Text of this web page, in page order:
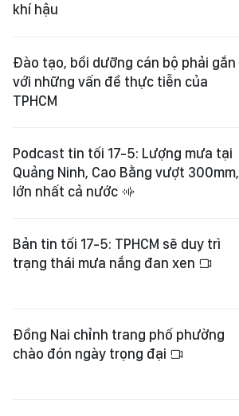
khí hậu
Đào tạo, bồi dưỡng cán bộ phải gắn
với những vấn đề thực tiễn của
TPHCM
Podcast tin tối 17-5: Lượng mưa tại
Quảng Ninh, Cao Bằng vượt 300mm,
lớn nhất cả nước
Bản tin tối 17-5: TPHCM sẽ duy trì
trạng thái mưa nắng đan xen
Đồng Nai chỉnh trang phố phường
chào đón ngày trọng đại